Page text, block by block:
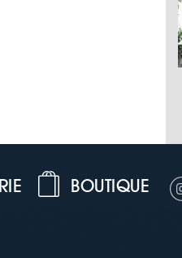
BOUTIQUE